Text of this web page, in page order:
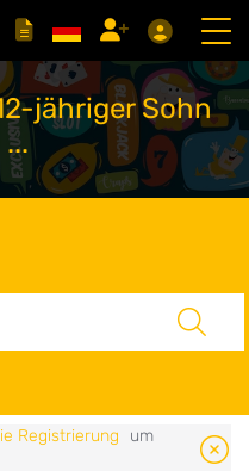
jähriger Sohn
Registrierung
um